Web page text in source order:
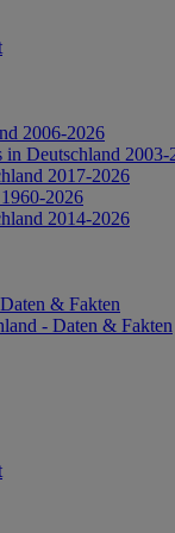
2006-2026
in Deutschland 2003-
2017-2026
2026
2014-2026
& Fakten
- Daten & Fakten